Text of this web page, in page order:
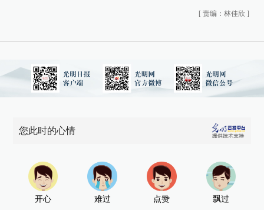
[ 责编：林佳欣 ]
您此时的心情
开心 难过 点赞 飘过